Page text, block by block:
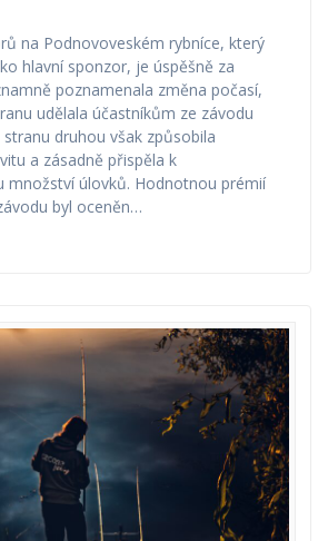
na Podnovoveském rybníce, který
hlavní sponzor, je úspěšně za
poznamenala změna počasí,
udělala účastníkům ze závodu
druhou však způsobila
a zásadně přispěla k
množství úlovků. Hodnotnou prémií
byl oceněn…